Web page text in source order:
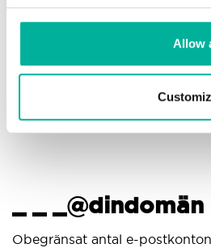
Allow
Kunskapscenter med steg-
för att se till att din e-post
_ _ _@dindomän
Obegränsat antal e-